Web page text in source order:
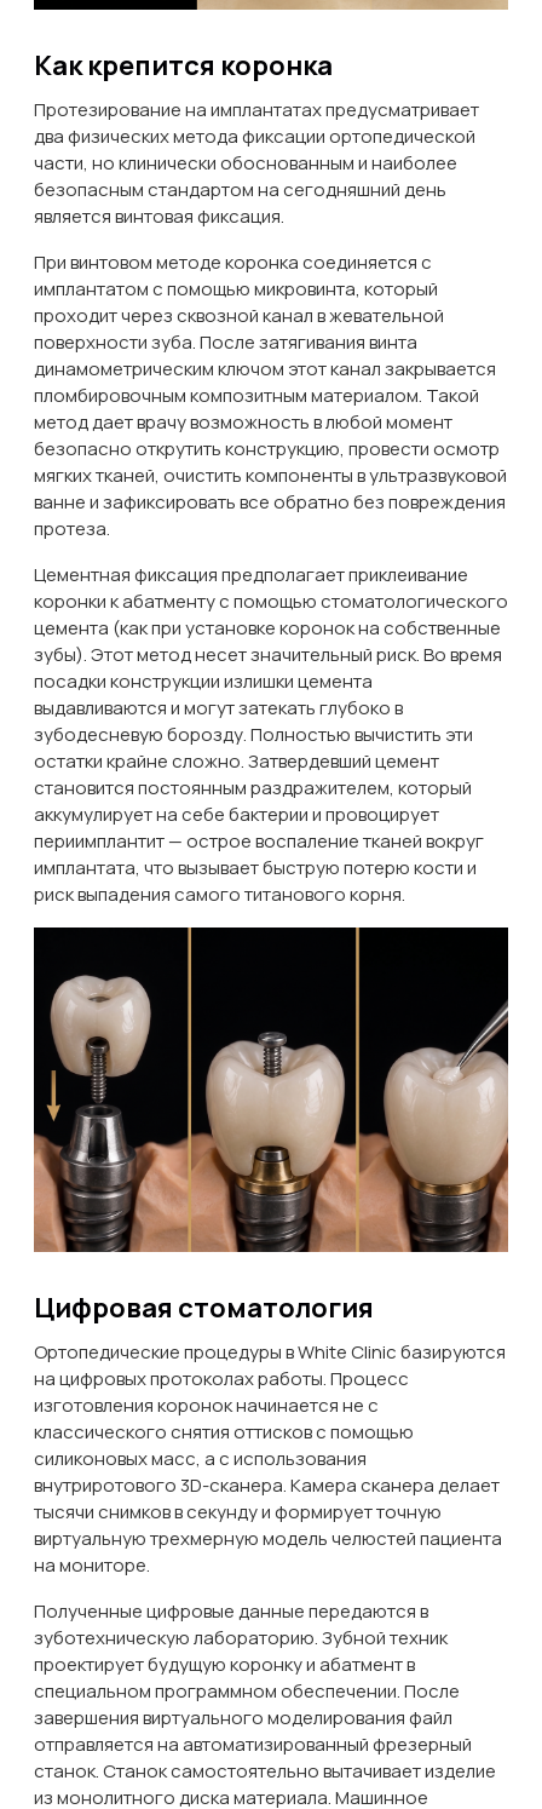
Как крепится коронка
Протезирование на имплантатах предусматривает
два физических метода фиксации ортопедической
части, но клинически обоснованным и наиболее
безопасным стандартом на сегодняшний день
является винтовая фиксация.
При винтовом методе коронка соединяется с
имплантатом с помощью микровинта, который
проходит через сквозной канал в жевательной
поверхности зуба. После затягивания винта
динамометрическим ключом этот канал закрывается
пломбировочным композитным материалом. Такой
метод дает врачу возможность в любой момент
безопасно открутить конструкцию, провести осмотр
мягких тканей, очистить компоненты в ультразвуковой
ванне и зафиксировать все обратно без повреждения
протеза.
Цементная фиксация предполагает приклеивание
коронки к абатменту с помощью стоматологического
цемента (как при установке коронок на собственные
зубы). Этот метод несет значительный риск. Во время
посадки конструкции излишки цемента
выдавливаются и могут затекать глубоко в
зубодесневую борозду. Полностью вычистить эти
остатки крайне сложно. Затвердевший цемент
становится постоянным раздражителем, который
аккумулирует на себе бактерии и провоцирует
периимплантит — острое воспаление тканей вокруг
имплантата, что вызывает быструю потерю кости и
риск выпадения самого титанового корня.
Цифровая стоматология
Ортопедические процедуры в White Clinic базируются
на цифровых протоколах работы. Процесс
изготовления коронок начинается не с
классического снятия оттисков с помощью
силиконовых масс, а с использования
внутриротового 3D-сканера. Камера сканера делает
тысячи снимков в секунду и формирует точную
виртуальную трехмерную модель челюстей пациента
на мониторе.
Полученные цифровые данные передаются в
зуботехническую лабораторию. Зубной техник
проектирует будущую коронку и абатмент в
специальном программном обеспечении. После
завершения виртуального моделирования файл
отправляется на автоматизированный фрезерный
станок. Станок самостоятельно вытачивает изделие
из монолитного диска материала. Машинное